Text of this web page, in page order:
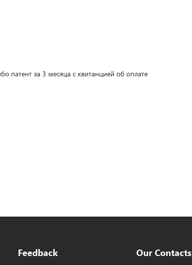
патент за 3 месяца с квитанцией об оплате
Feedback Our Contacts